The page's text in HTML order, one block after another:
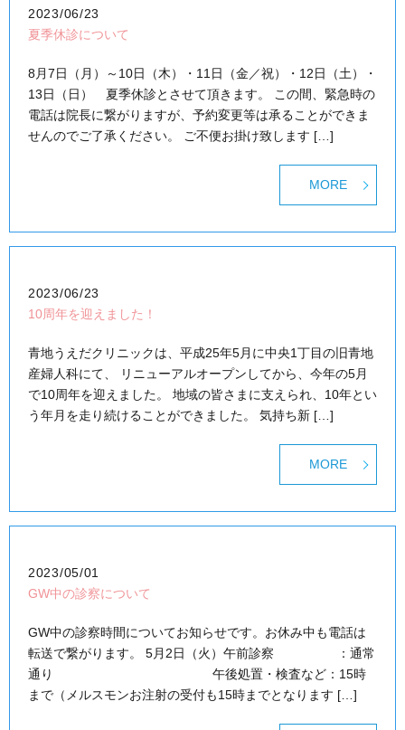
2023/06/23
夏季休診について
8月7日（月）～10日（木）・11日（金／祝）・12日（土）・
13日（日） 夏季休診とさせて頂きます。 この間、緊急時の
電話は院長に繋がりますが、予約変更等は承ることができま
せんのでご了承ください。 ご不便お掛け致します […]
MORE
2023/06/23
10周年を迎えました！
青地うえだクリニックは、平成25年5月に中央1丁目の旧青地
産婦人科にて、 リニューアルオープンしてから、今年の5月
で10周年を迎えました。 地域の皆さまに支えられ、10年とい
う年月を走り続けることができました。 気持ち新 […]
MORE
2023/05/01
GW中の診察について
GW中の診察時間についてお知らせです。お休み中も電話は
転送で繋がります。 5月2日（火）午前診察 ：通常
通り 午後処置・検査など：15時
まで（メルスモンお注射の受付も15時までとなります […]